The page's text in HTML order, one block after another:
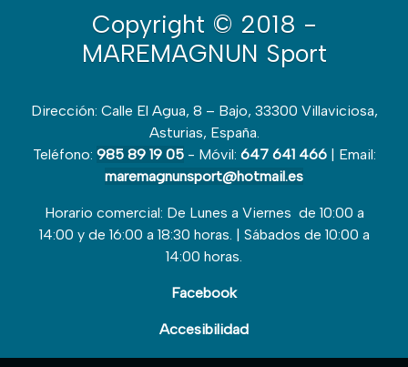
Copyright © 2018 -
MAREMAGNUN Sport
Dirección: Calle El Agua, 8 – Bajo, 33300 Villaviciosa,
Asturias, España.
Teléfono: 985 89 19 05- Móvil: 647 641 466| Email:
maremagnunsport@hotmail.es
Horario comercial: De Lunes a Viernes de 10:00 a
14:00 y de 16:00 a 18:30 horas. | Sábados de 10:00 a
14:00 horas.
Facebook
Accesibilidad